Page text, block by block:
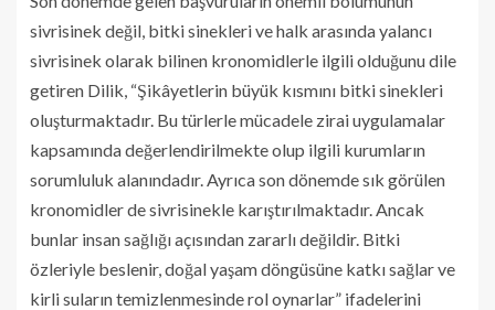
sivrisinek değil, bitki sinekleri ve halk arasında yalancı
sivrisinek olarak bilinen kronomidlerle ilgili olduğunu dile
getiren Dilik, “Şikâyetlerin büyük kısmını bitki sinekleri
oluşturmaktadır. Bu türlerle mücadele zirai uygulamalar
kapsamında değerlendirilmekte olup ilgili kurumların
sorumluluk alanındadır. Ayrıca son dönemde sık görülen
kronomidler de sivrisinekle karıştırılmaktadır. Ancak
bunlar insan sağlığı açısından zararlı değildir. Bitki
özleriyle beslenir, doğal yaşam döngüsüne katkı sağlar ve
kirli suların temizlenmesinde rol oynarlar” ifadelerini